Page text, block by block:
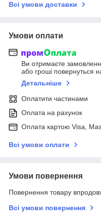
Всі умови доставки
Умови оплати
Ви отримаєте
або гроші повернуться
Детальніше
Оплатити частинами
Оплата на рахунок
Оплата картою Visa,
Всі умови оплати
Умови повернення
Повернення товару
Всі умови повернення